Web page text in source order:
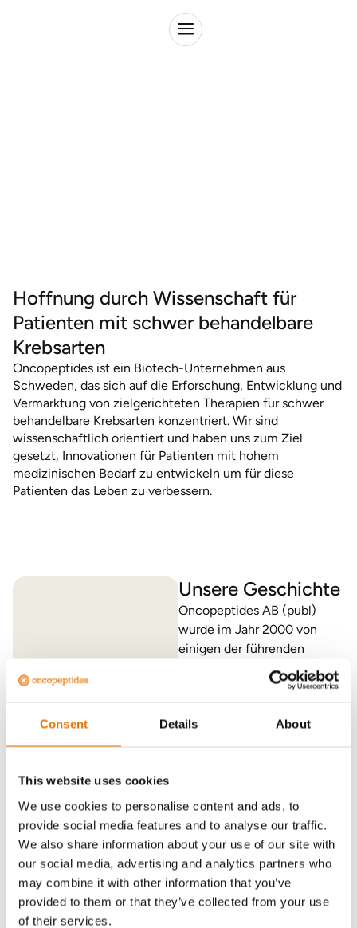
Consent Details About
This website uses cookies
We use cookies to personalise content and ads, to
provide social media features and to analyse our traffic.
We also share information about your use of our site with
our social media, advertising and analytics partners who
may combine it with other information that you’ve
provided to them or that they’ve collected from your use
of their services.
Hoffnung durch Wissenschaft für
Patienten mit schwer behandelbare
Krebsarten
Oncopeptides ist ein Biotech-Unternehmen aus
Schweden, das sich auf die Erforschung, Entwicklung und
Vermarktung von zielgerichteten Therapien für schwer
behandelbare Krebsarten konzentriert. Wir sind
wissenschaftlich orientiert und haben uns zum Ziel
gesetzt, Innovationen für Patienten mit hohem
medizinischen Bedarf zu entwickeln um für diese
Patienten das Leben zu verbessern.
Unsere Geschichte
Oncopeptides AB (publ)
wurde im Jahr 2000 von
einigen der führenden
schwedischen Forscher und
Institutionen gegründet, die
beschäftigen.
Wissenschaft
Oncopeptides ist ein
wissenschafts- und
datengetriebenes
Unternehmen. Wir sind
innovativ, neugierig und